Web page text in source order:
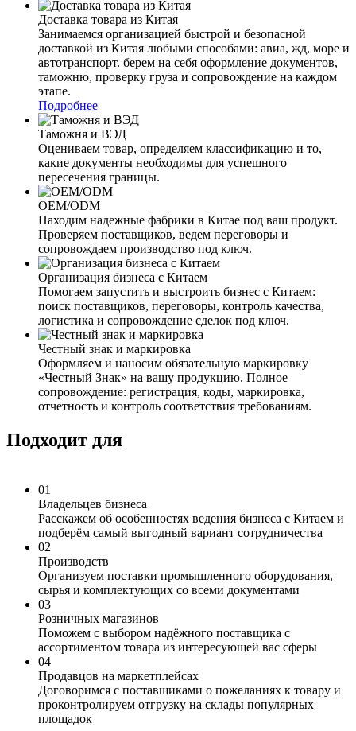
Доставка товара из Китая
Занимаемся организацией быстрой и безопасной
доставкой из Китая любыми способами: авиа, жд, море и
автотранспорт. берем на себя оформление документов,
таможню, проверку груза и сопровождение на каждом
этапе.
Подробнее
Таможня и ВЭД
Оцениваем товар, определяем классификацию и то,
какие документы необходимы для успешного
пересечения границы.
OEM/ODM
Находим надежные фабрики в Китае под ваш продукт.
Проверяем поставщиков, ведем переговоры и
сопровождаем производство под ключ.
Организация бизнеса с Китаем
Помогаем запустить и выстроить бизнес с Китаем:
поиск поставщиков, переговоры, контроль качества,
логистика и сопровождение сделок под ключ.
Честный знак и маркировка
Оформляем и наносим обязательную маркировку
«Честный Знак» на вашу продукцию. Полное
сопровождение: регистрация, коды, маркировка,
отчетность и контроль соответствия требованиям.
Подходит для
01
Владельцев бизнеса
Расскажем об особенностях ведения бизнеса с Китаем и
подберём самый выгодный вариант сотрудничества
02
Производств
Организуем поставки промышленного оборудования,
сырья и комплектующих со всеми документами
03
Розничных магазинов
Поможем с выбором надёжного поставщика с
ассортиментом товара из интересующей вас сферы
04
Продавцов на маркетплейсах
Договоримся с поставщиками о пожеланиях к товару и
проконтролируем отгрузку на склады популярных
площадок